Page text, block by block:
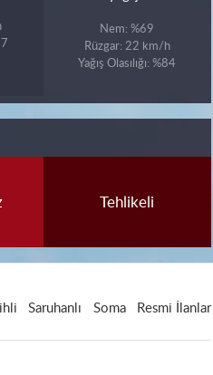
Nem: %69
Rüzgar: 22 km/h
Yağış Olasılığı: %84
Tehlikeli
Saruhanlı Soma Resmi İlanlar